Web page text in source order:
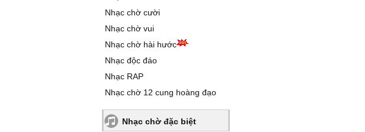
Nhạc chờ cười
Nhạc chờ vui
Nhạc chờ hài hước
Nhạc độc đáo
Nhạc RAP
Nhạc chờ 12 cung hoàng đạo
Nhạc chờ đặc biệt